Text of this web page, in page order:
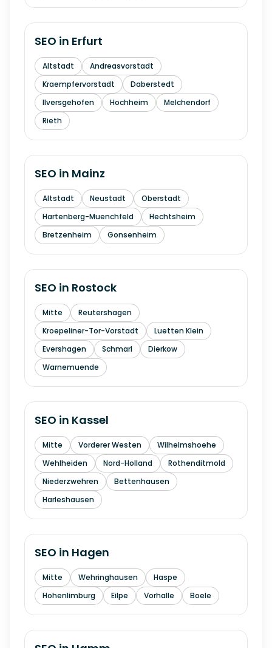
SEO in Erfurt
Altstadt
Andreasvorstadt
Kraempfervorstadt
Daberstedt
Ilversgehofen
Hochheim
Melchendorf
Rieth
SEO in Mainz
Altstadt Neustadt
Oberstadt
Hartenberg-Muenchfeld
Hechtsheim
Bretzenheim
Gonsenheim
SEO in Rostock
Mitte
Reutershagen
Kroepeliner-Tor-Vorstadt
Luetten Klein
Evershagen
Schmarl
Dierkow
Warnemuende
SEO in Kassel
Mitte Vorderer Westen
Wilhelmshoehe
Wehlheiden
Nord-Holland
Rothenditmold
Niederzwehren
Bettenhausen
Harleshausen
SEO in Hagen
Mitte Wehringhausen
Haspe
Hohenlimburg
Eilpe Vorhalle Boele